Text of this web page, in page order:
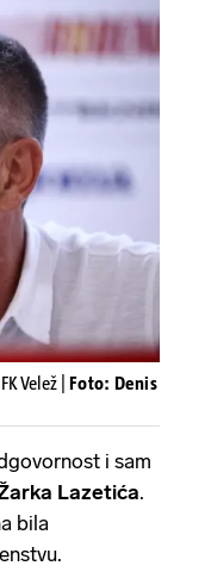
Velež | Foto: Denis
i sam
Lazetića.
bila